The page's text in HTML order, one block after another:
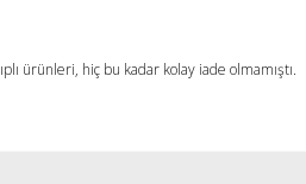
ürünleri, hiç bu kadar kolay iade olmamıştı.